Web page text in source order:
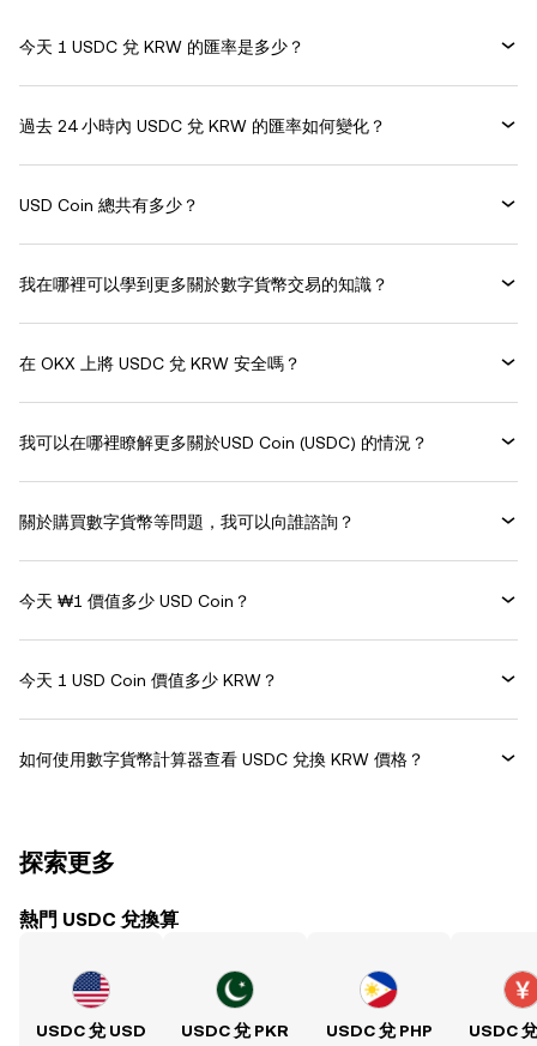
今天 1 USDC 兌 KRW 的匯率是多少？
過去 24 小時內 USDC 兌 KRW 的匯率如何變化？
USD Coin 總共有多少？
我在哪裡可以學到更多關於數字貨幣交易的知識？
在 OKX 上將 USDC 兌 KRW 安全嗎？
我可以在哪裡瞭解更多關於USD Coin (USDC) 的情況？
關於購買數字貨幣等問題，我可以向誰諮詢？
今天 ₩1 價值多少 USD Coin？
今天 1 USD Coin 價值多少 KRW？
如何使用數字貨幣計算器查看 USDC 兌換 KRW 價格？
探索更多
熱門 USDC 兌換算
USDC 兌 USD USDC 兌 PKR USDC 兌 PHP USDC